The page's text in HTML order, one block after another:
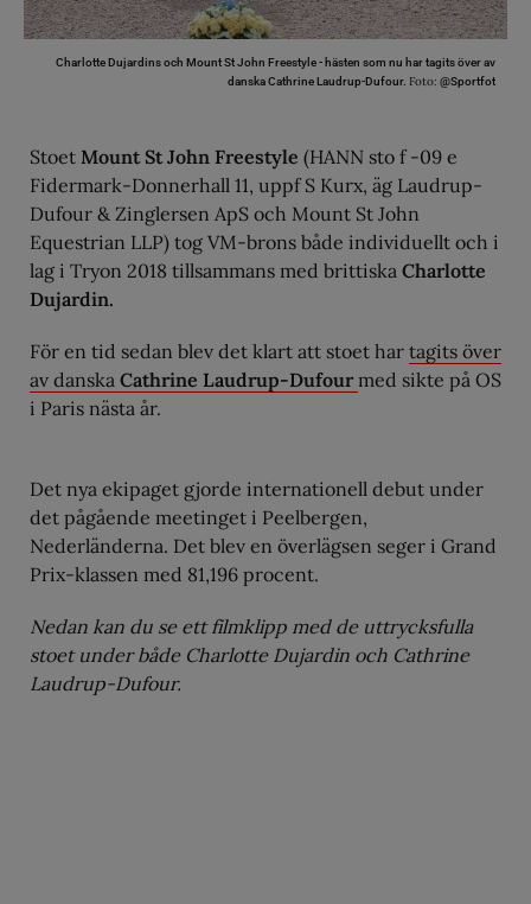
Charlotte Dujardins och Mount St John Freestyle - hästen som nu har tagits över av
danska Cathrine Laudrup-Dufour. Foto: @Sportfot
Stoet Mount St John Freestyle (HANN sto f -09 e
Fidermark-Donnerhall 11, uppf S Kurx, äg Laudrup-
Dufour & Zinglersen ApS och Mount St John
Equestrian LLP) tog VM-brons både individuellt och i
lag i Tryon 2018 tillsammans med brittiska Charlotte
Dujardin.
För en tid sedan blev det klart att stoet har tagits över
av danska Cathrine Laudrup-Dufour med sikte på OS
i Paris nästa år.
Det nya ekipaget gjorde internationell debut under
det pågående meetinget i Peelbergen,
Nederländerna. Det blev en överlägsen seger i Grand
Prix-klassen med 81,196 procent.
Nedan kan du se ett filmklipp med de uttrycksfulla
stoet under både Charlotte Dujardin och Cathrine
Laudrup-Dufour.